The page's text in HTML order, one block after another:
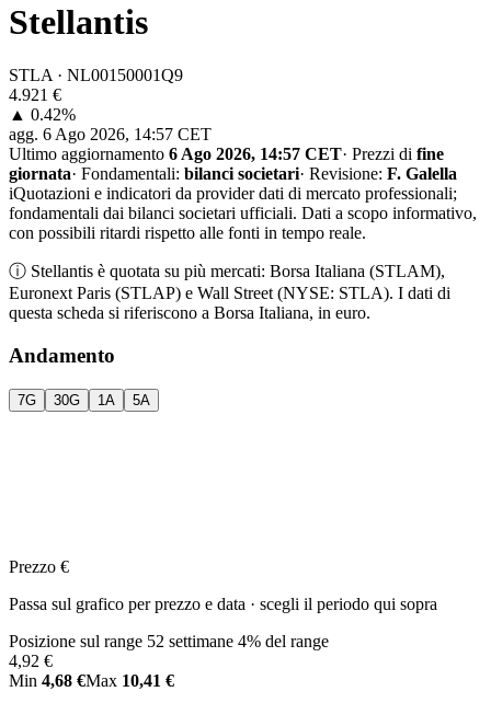
Stellantis
STLA · NL00150001Q9
4.921 €
▲ 0.42%
agg. 6 Ago 2026, 14:57 CET
Ultimo aggiornamento 6 Ago 2026, 14:57 CET· Prezzi di fine
giornata· Fondamentali: bilanci societari· Revisione: F. Galella
iQuotazioni e indicatori da provider dati di mercato professionali;
fondamentali dai bilanci societari ufficiali. Dati a scopo informativo,
con possibili ritardi rispetto alle fonti in tempo reale.
ⓘ Stellantis è quotata su più mercati: Borsa Italiana (STLAM),
Euronext Paris (STLAP) e Wall Street (NYSE: STLA). I dati di
questa scheda si riferiscono a Borsa Italiana, in euro.
Andamento
7G 30G 1A 5A
Prezzo €
Passa sul grafico per prezzo e data · scegli il periodo qui sopra
Posizione sul range 52 settimane 4% del range
4,92 €
Min 4,68 €Max 10,41 €